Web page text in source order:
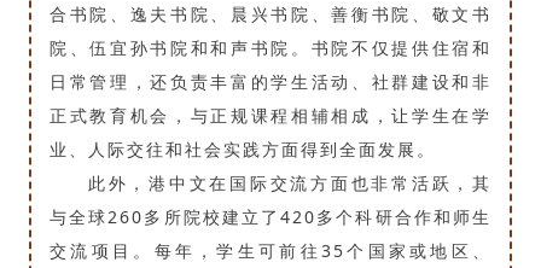
合书院、逸夫书院、晨兴书院、善衡书院、敬文书
院、伍宜孙书院和和声书院。书院不仅提供住宿和
日常管理，还负责丰富的学生活动、社群建设和非
正式教育机会，与正规课程相辅相成，让学生在学
业、人际交往和社会实践方面得到全面发展。
此外，港中文在国际交流方面也非常活跃，其
与全球260多所院校建立了420多个科研合作和师生
交流项目。每年，学生可前往35个国家或地区、